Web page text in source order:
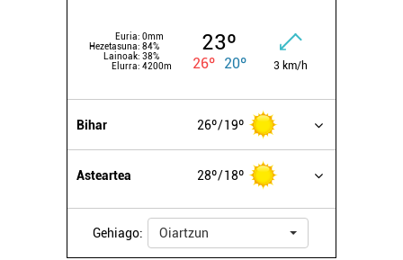
Euria: 0mm
Hezetasuna: 84%
Lainoak: 38%
Elurra: 4200m
23º
26º 20º 3 km/h
Bihar 26º 19º
Asteartea 28º 18º
Gehiago: Oiartzun